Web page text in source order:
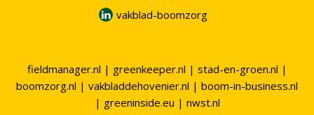
vakblad-boomzorg
fieldmanager.nl | greenkeeper.nl | stad-en-groen.nl |
boomzorg.nl | vakbladdehovenier.nl | boom-in-business.nl
| greeninside.eu | nwst.nl